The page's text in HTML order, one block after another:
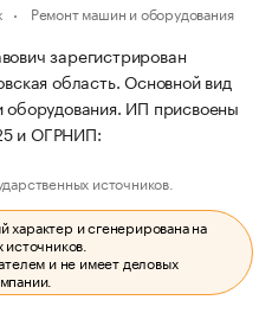
Ремонт машин и оборудования
зарегистрирован
область. Основной вид
ИП присвоены
и ОГРНИП:
источников.
и сгенерирована на
и не имеет деловых